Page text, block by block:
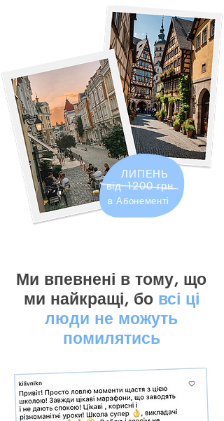
ЛИПЕНЬ
від 1200 грн
в Абонементі
Ми впевнені в тому, що
ми найкращі, бо всі ці
люди не можуть
помилятись